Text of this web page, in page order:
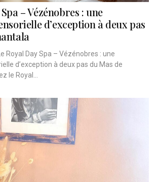
– Vézénobres : une
d’exception à deux pas
Royal Day Spa – Vézénobres : une
d’exception à deux pas du Mas de
le Royal...